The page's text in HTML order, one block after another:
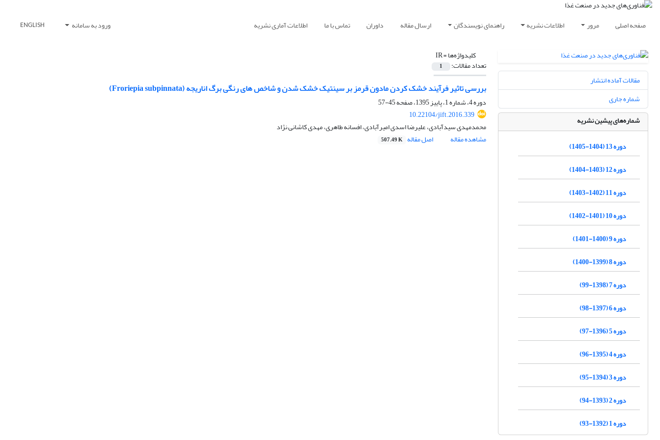
صفحه اصلی مرور اطلاعات نشریه راهنمای نویسندگان ارسال مقاله داوران تماس با ما اطلاعات آماری نشریه ورود به سامانه ENGLISH
کلیدواژه‌ها =IR
تعداد مقالات: 1
بررسی تاثیر فرآیند خشک کردن مادون قرمز بر سینتیک خشک شدن و شاخص های رنگی برگ اناریجه (Froriepia subpinnata)
دوره 4، شماره 1، پاییز 1395، صفحه
45-57
10.22104/jift.2016.339
محمدمهدی سیدآبادی، علیرضا اسدی امیرآبادی، افسانه طاهری، مهدی کاشانی نژاد
مشاهده مقاله
اصل مقاله 507.49 K
مقالات آماده انتشار
شماره جاری
شماره‌های پیشین نشریه
دوره 13 (1404-1405)
دوره 12 (1403-1404)
دوره 11 (1402-1403)
دوره 10 (1401-1402)
دوره 9 (1400-1401)
دوره 8 (1399-1400)
دوره 7 (1398-99)
دوره 6 (1397-98)
دوره 5 (1396-97)
دوره 4 (1395-96)
دوره 3 (1394-95)
دوره 2 (1393-94)
دوره 1 (1392-93)